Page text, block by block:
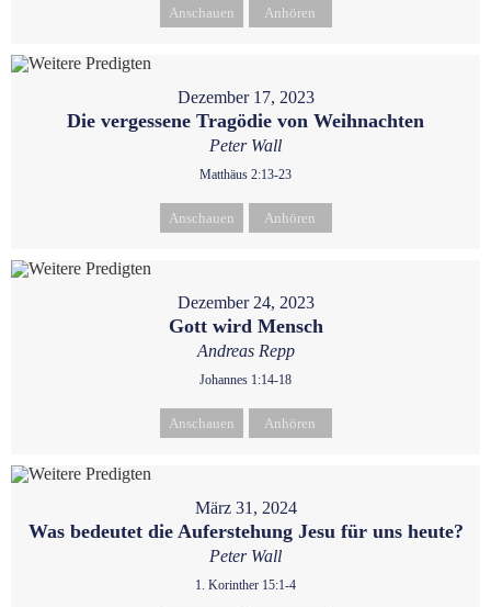
Anschauen Anhören
Dezember 17, 2023
Die vergessene Tragödie von Weihnachten
Peter Wall
Matthäus 2:13-23
Anschauen Anhören
Dezember 24, 2023
Gott wird Mensch
Andreas Repp
Johannes 1:14-18
Anschauen Anhören
März 31, 2024
Was bedeutet die Auferstehung Jesu für uns heute?
Peter Wall
1. Korinther 15:1-4